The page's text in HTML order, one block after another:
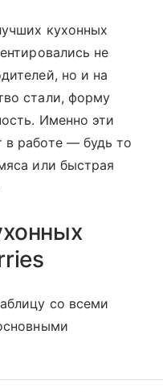
кухонных
не
но и на
стали, форму
Именно эти
работе — будь то
или быстрая
со всеми